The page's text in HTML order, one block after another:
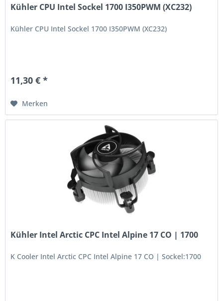
Kühler CPU Intel Sockel 1700 I350PWM (XC232)
Kühler CPU Intel Sockel 1700 I350PWM (XC232)
11,30 € *
Merken
Kühler Intel Arctic CPC Intel Alpine 17 CO | 1700
K Cooler Intel Arctic CPC Intel Alpine 17 CO | Sockel:1700